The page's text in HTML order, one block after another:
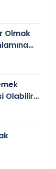
Olmak
Olabilir